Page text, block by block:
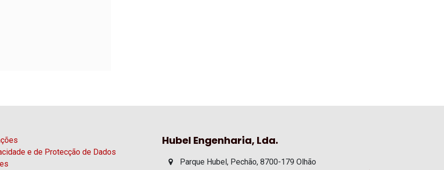
Hubel Engenharia, Lda.
Parque Hubel, Pechão, 8700-179 Olhão
e de Protecção de Dados